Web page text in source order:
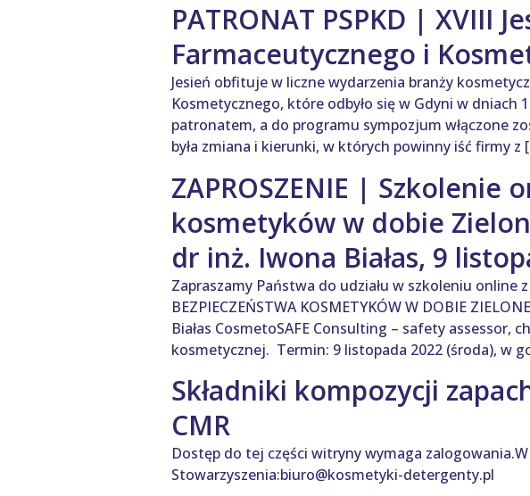
PATRONAT PSPKD | XVIII
Farmaceutycznego i
Jesień obfituje w liczne wydarzenia branży
Kosmetycznego, które odbyło się w Gdyni w dniach
patronatem, a do programu sympozjum włączone
była zmiana i kierunki, w których powinny iść firmy z
ZAPROSZENIE | Szkolenie
kosmetyków w dobie
dr inż. Iwona Białas, 9
Zapraszamy Państwa do udziału w szkoleniu online z
BEZPIECZEŃSTWA KOSMETYKÓW W DOBIE
Białas CosmetoSAFE Consulting – safety
kosmetycznej. Termin: 9 listopada 2022 (środa), w
Składniki kompozycji
CMR
Dostęp do tej części witryny wymaga
Stowarzyszenia:biuro@kosmetyki-detergenty.pl